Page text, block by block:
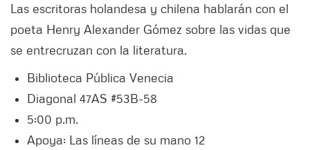
Las escritoras holandesa y chilena hablarán con el
poeta Henry Alexander Gómez sobre las vidas que
se entrecruzan con la literatura.
Biblioteca Pública Venecia
Diagonal 47AS #53B-58
5:00 p.m.
Apoya: Las líneas de su mano 12